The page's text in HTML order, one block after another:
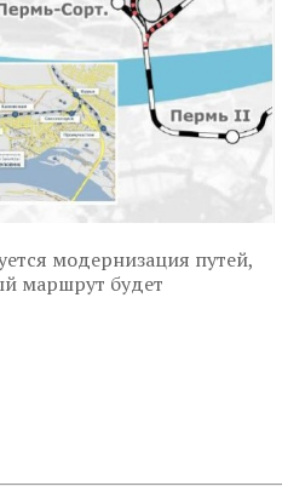
модернизация путей,
маршрут будет